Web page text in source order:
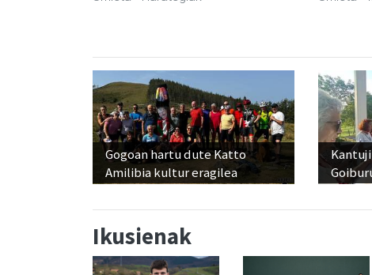
Gogoan hartu dute Katto
Amilibia kultur eragilea
Ikusienak